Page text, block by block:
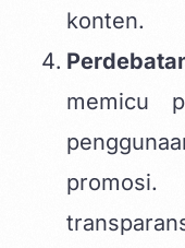
konten.
memicu